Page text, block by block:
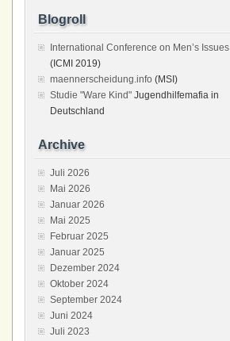
Blogroll
International Conference on Men’s Issues
(ICMI 2019)
maennerscheidung.info (MSI)
Studie "Ware Kind" Jugendhilfemafia in
Deutschland
Archive
Juli 2026
Mai 2026
Januar 2026
Mai 2025
Februar 2025
Januar 2025
Dezember 2024
Oktober 2024
September 2024
Juni 2024
Juli 2023